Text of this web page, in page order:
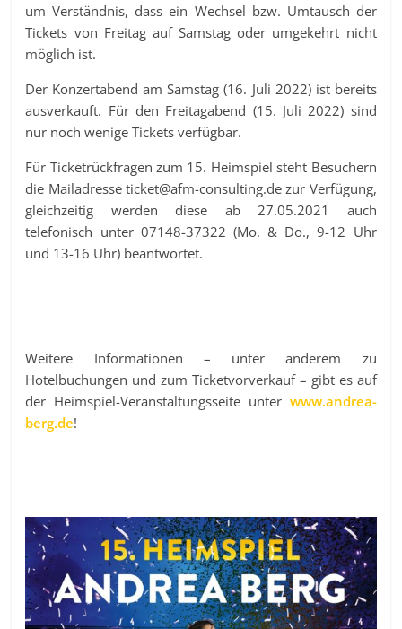
um Verständnis, dass ein Wechsel bzw. Umtausch der
Tickets von Freitag auf Samstag oder umgekehrt nicht
möglich ist.
Der Konzertabend am Samstag (16. Juli 2022) ist bereits
ausverkauft. Für den Freitagabend (15. Juli 2022) sind
nur noch wenige Tickets verfügbar.
Für Ticketrückfragen zum 15. Heimspiel steht Besuchern
die Mailadresse ticket@afm-consulting.de zur Verfügung,
gleichzeitig werden diese ab 27.05.2021 auch
telefonisch unter 07148-37322 (Mo. & Do., 9-12 Uhr
und 13-16 Uhr) beantwortet.
Weitere Informationen – unter anderem zu
Hotelbuchungen und zum Ticketvorverkauf – gibt es auf
der Heimspiel-Veranstaltungsseite unter www.andrea-
berg.de!